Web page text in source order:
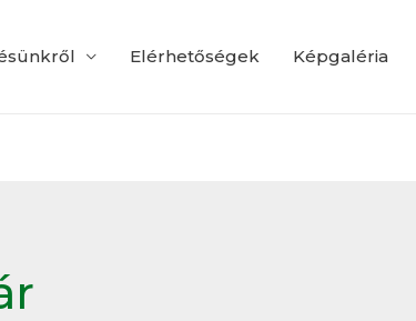
Elérhetőségek Képgaléria